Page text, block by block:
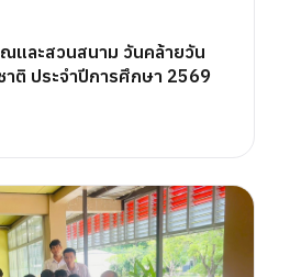
ละสวนสนาม วันคล้ายวัน
าติ ประจำปีการศึกษา 2569